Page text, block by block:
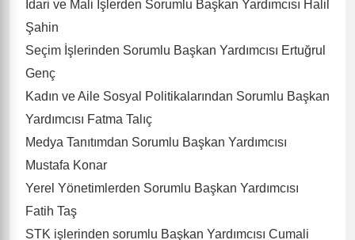
İdari ve Mali İşlerden Sorumlu Başkan Yardımcısı Halil
Şahin
Seçim İşlerinden Sorumlu Başkan Yardımcısı Ertuğrul
Genç
Kadın ve Aile Sosyal Politikalarından Sorumlu Başkan
Yardımcısı Fatma Talıç
Medya Tanıtımdan Sorumlu Başkan Yardımcısı
Mustafa Konar
Yerel Yönetimlerden Sorumlu Başkan Yardımcısı
Fatih Taş
STK işlerinden sorumlu Başkan Yardımcısı Cumali